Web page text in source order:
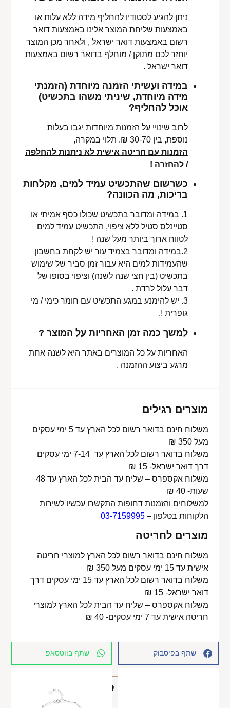
ניתן להגיע לסטודיו להחליף מידה ללא עלות או
באמצעות שליחת המוצר אלינו באמצעות דואר
רשום באמצעות דואר ישראל , ולאחר מכן המוצר
יוחזר לכם מתוקן / מוחלף בדואר רשום באמצעות
דואר ישראל .
במידה ועשיתי הזמנה מיוחדת (הזמנתי
מידה מיוחדת, שיניתי משהו בתכשיט)
אוכל להחליף?
לרוב שינויי על הזמנות מיוחדות יגבו בעלות
נוספת, בין 30-70 ₪. תלוי במקרה,
הזמנות עם חריטה אישית לא ניתנות להחלפה
/ להחזרה !
כשרשום שהתכשיט עמיד למים, מקלחות
בריכות, מה הכוונה?
1. במידה ומדובר בתכשיט שכולו כסף אמיתי או
סטיינלס סטיל ללא ציפוי, התכשיט עמיד למים
לטווח ארוך ביותר מעל שנה !
2.במידה ומדובר בצמיד עור יש לקחת בחשבון
שהעמידות למים היא עבור זמן סביר של שימוש
בתכשיט (בין חצי שנה לשנה) וציפוי בסופו של
דבר עלול לרדת .
3. יש להימנע במגע התכשיט עם חומר כימי / מי
גופרית !.
למשך כמה זמן האחריות על המוצר ?
האחריות על כל המוצרים באתר היא לשנה אחת
מרגע ביצוע ההזמנה .
מוצרים רגילים
משלוח חינם בדואר רשום לכל הארץ עד 5 ימי עסקים
מעל 350 ₪
משלוח בדואר רשום לכל הארץ עד 7-14 ימי עסקים
דרך דואר ישראל- 15 ₪
משלוח אקספרס – שליח עד הבית לכל הארץ עד 48
שעות- 40 ₪
למשלוחים והזמנות דחופות התקשרו עכשיו לשירות
הלקוחות בטלפון –03-7159995
מוצרים לחריטה
משלוח חינם בדואר רשום לכל הארץ למוצרי חריטה
אישית עד 15 ימי עסקים מעל 350 ₪
משלוח בדואר רשום לכל הארץ עד 15 ימי עסקים דרך
דואר ישראל- 15 ₪
משלוח אקספרס – שליח עד הבית לכל הארץ למוצרי
חריטה אישית עד 7 ימי עסקים- 40 ₪
שתף בפיסבוק שתף בווטסאפ
מוצרים קשורים